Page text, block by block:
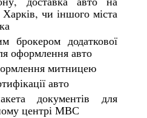
чи іншого міста
брокером додаткової
оформлення авто
митницею
авто
документів для
центрі МВС